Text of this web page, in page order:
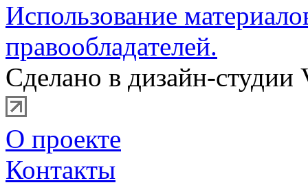
Использование
правообладателей.
Сделано в дизайн-студии
О проекте
Контакты